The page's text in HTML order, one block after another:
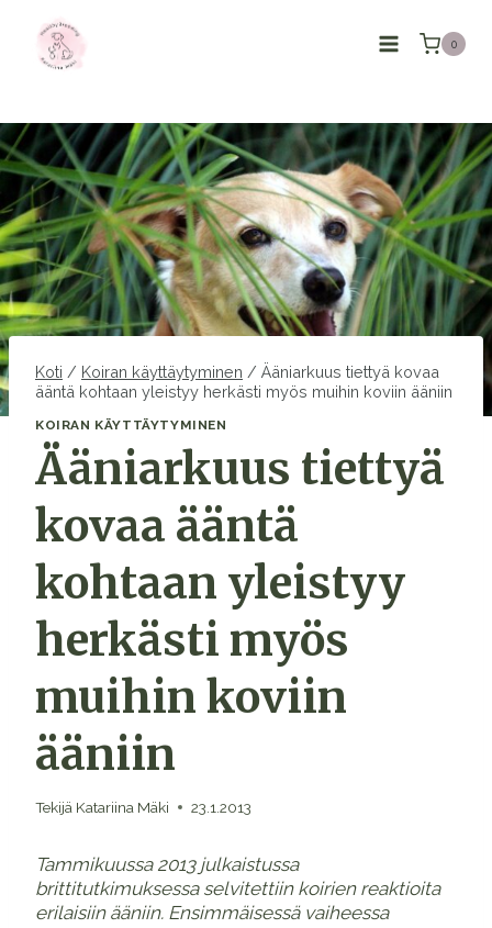
sisältöön
0
Koti / Koiran käyttäytyminen / Ääniarkuus tiettyä kovaa
ääntä kohtaan yleistyy herkästi myös muihin koviin ääniin
KOIRAN KÄYTTÄYTYMINEN
Ääniarkuus tiettyä
kovaa ääntä
kohtaan yleistyy
herkästi myös
muihin koviin
ääniin
Tekijä Katariina Mäki 23.1.2013
Tammikuussa 2013 julkaistussa
brittitutkimuksessa selvitettiin koirien reaktioita
erilaisiin ääniin. Ensimmäisessä vaiheessa